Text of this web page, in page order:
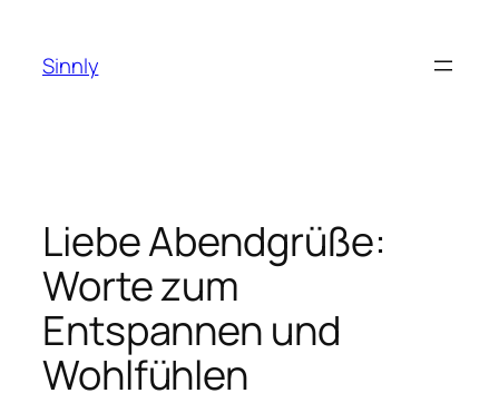
springen
Sinnly
Liebe Abendgrüße:
Worte zum
Entspannen und
Wohlfühlen